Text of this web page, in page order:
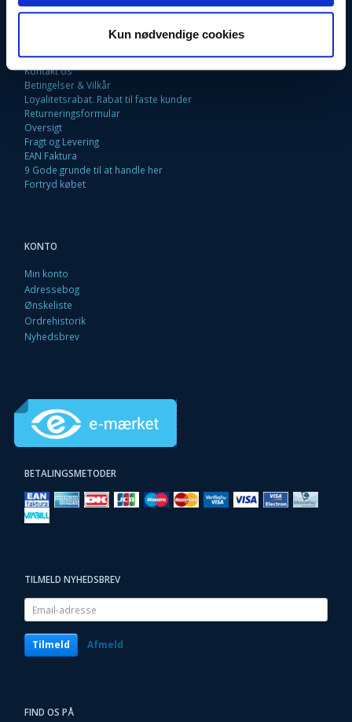
Kun nødvendige cookies
INFORMATIONER
Firma profil
Kontakt os
Betingelser & Vilkår
Loyalitetsrabat. Rabat til faste kunder
Returneringsformular
Oversigt
Fragt og Levering
EAN Faktura
9 Gode grunde til at handle her
Fortryd købet
KONTO
Min konto
Adressebog
Ønskeliste
Ordrehistorik
Nyhedsbrev
BETALINGSMETODER
TILMELD NYHEDSBREV
Email-
adresse
Tilmeld Afmeld
FIND OS PÅ